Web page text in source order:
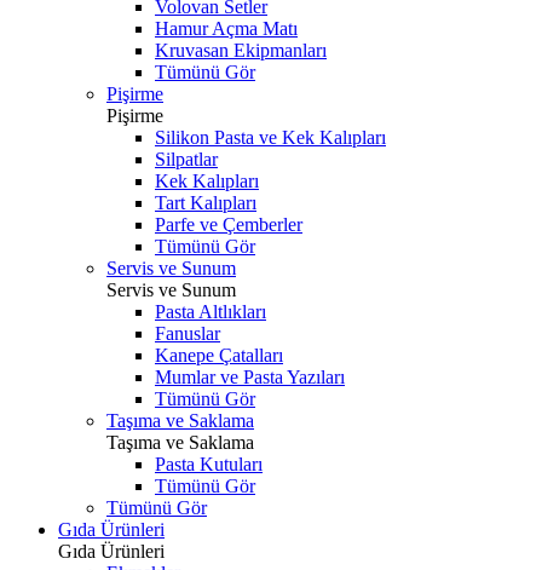
Volovan Setler
Hamur Açma Matı
Kruvasan Ekipmanları
Tümünü Gör
Pişirme
Pişirme
Silikon Pasta ve Kek Kalıpları
Silpatlar
Kek Kalıpları
Tart Kalıpları
Parfe ve Çemberler
Tümünü Gör
Servis ve Sunum
Servis ve Sunum
Pasta Altlıkları
Fanuslar
Kanepe Çatalları
Mumlar ve Pasta Yazıları
Tümünü Gör
Taşıma ve Saklama
Taşıma ve Saklama
Pasta Kutuları
Tümünü Gör
Tümünü Gör
Gıda Ürünleri
Gıda Ürünleri